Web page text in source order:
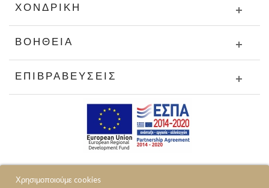
Χρησιμοποιούμε cookies
ΧΟΝΔΡΙΚΉ
ΒΟΉΘΕΙΑ
ΕΠΙΒΡΑΒΕΎΣΕΙΣ